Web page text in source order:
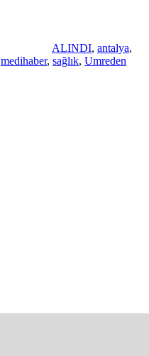
ALINDI, antalya,
medihaber, sağlık, Umreden